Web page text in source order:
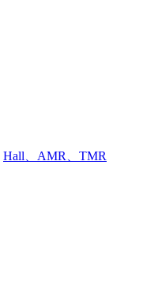
Hall、AMR、TMR